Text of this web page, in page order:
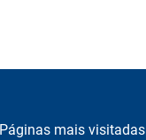
Páginas mais visitadas